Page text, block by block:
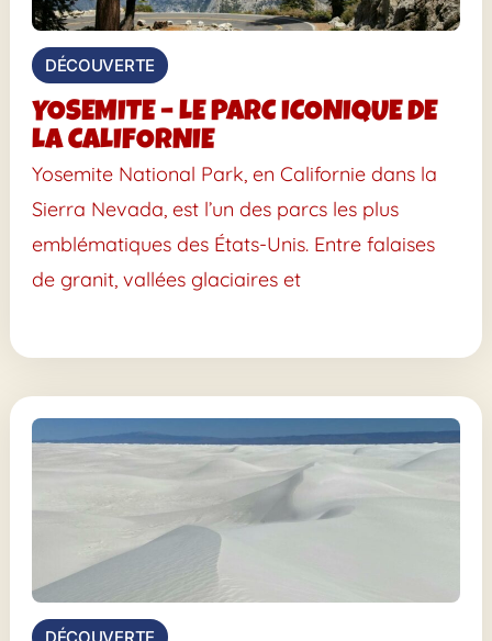
DÉCOUVERTE
YOSEMITE – LE PARC ICONIQUE DE
LA CALIFORNIE
Yosemite National Park, en Californie dans la
Sierra Nevada, est l’un des parcs les plus
emblématiques des États-Unis. Entre falaises
de granit, vallées glaciaires et